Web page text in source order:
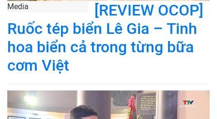
Media
[REVIEW OCOP]
Ruốc tép biển Lê Gia – Tinh
hoa biển cả trong từng bữa
cơm Việt